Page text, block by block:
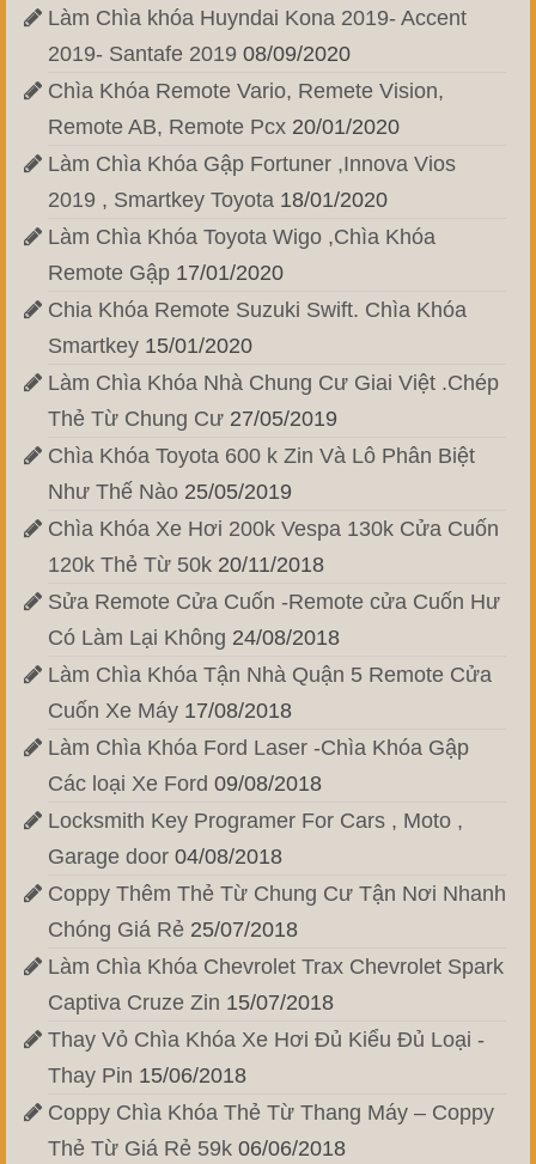
Làm Chìa khóa Huyndai Kona 2019- Accent
2019- Santafe 2019 08/09/2020
Chìa Khóa Remote Vario, Remete Vision,
Remote AB, Remote Pcx 20/01/2020
Làm Chìa Khóa Gập Fortuner ,Innova Vios
2019 , Smartkey Toyota 18/01/2020
Làm Chìa Khóa Toyota Wigo ,Chìa Khóa
Remote Gập 17/01/2020
Chia Khóa Remote Suzuki Swift. Chìa Khóa
Smartkey 15/01/2020
Làm Chìa Khóa Nhà Chung Cư Giai Việt .Chép
Thẻ Từ Chung Cư 27/05/2019
Chìa Khóa Toyota 600 k Zin Và Lô Phân Biệt
Như Thế Nào 25/05/2019
Chìa Khóa Xe Hơi 200k Vespa 130k Cửa Cuốn
120k Thẻ Từ 50k 20/11/2018
Sửa Remote Cửa Cuốn -Remote cửa Cuốn Hư
Có Làm Lại Không 24/08/2018
Làm Chìa Khóa Tận Nhà Quận 5 Remote Cửa
Cuốn Xe Máy 17/08/2018
Làm Chìa Khóa Ford Laser -Chìa Khóa Gập
Các loại Xe Ford 09/08/2018
Locksmith Key Programer For Cars , Moto ,
Garage door 04/08/2018
Coppy Thêm Thẻ Từ Chung Cư Tận Nơi Nhanh
Chóng Giá Rẻ 25/07/2018
Làm Chìa Khóa Chevrolet Trax Chevrolet Spark
Captiva Cruze Zin 15/07/2018
Thay Vỏ Chìa Khóa Xe Hơi Đủ Kiểu Đủ Loại -
Thay Pin 15/06/2018
Coppy Chìa Khóa Thẻ Từ Thang Máy – Coppy
Thẻ Từ Giá Rẻ 59k 06/06/2018